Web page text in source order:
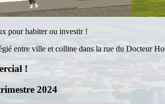
pour habiter ou investir !
entre ville et colline dans la rue du Docteur
!
2024